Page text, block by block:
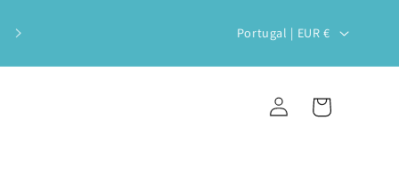
sustentabilidade!
P
a
Portugal | EUR €
Iniciar
sessão
Carrinho